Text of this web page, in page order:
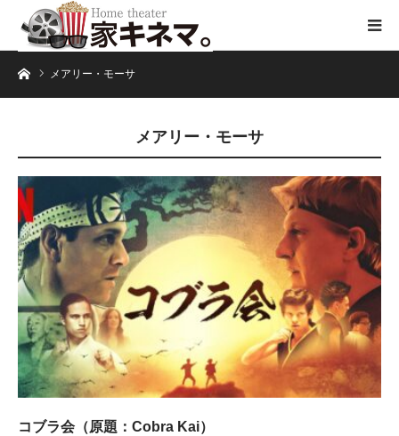
ホームメアリー・モーサ
メアリー・モーサ
コブラ会（原題：Cobra Kai）